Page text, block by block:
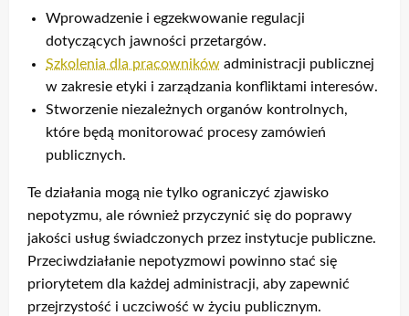
Wprowadzenie i egzekwowanie regulacji
dotyczących jawności przetargów.
Szkolenia dla pracowników administracji publicznej
w zakresie etyki i zarządzania konfliktami interesów.
Stworzenie niezależnych organów kontrolnych,
które będą monitorować procesy zamówień
publicznych.
Te działania mogą nie tylko ograniczyć zjawisko
nepotyzmu, ale również przyczynić się do poprawy
jakości usług świadczonych przez instytucje publiczne.
Przeciwdziałanie nepotyzmowi powinno stać się
priorytetem dla każdej administracji, aby zapewnić
przejrzystość i uczciwość w życiu publicznym.